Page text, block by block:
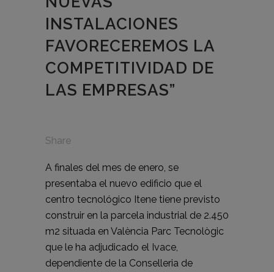
INSTALACIONES
FAVORECEREMOS LA
COMPETITIVIDAD DE
LAS EMPRESAS”
Share
A finales del mes de enero, se
presentaba el nuevo edificio que el
centro tecnológico Itene tiene previsto
construir en la parcela industrial de 2.450
m2 situada en València Parc Tecnològic
que le ha adjudicado el Ivace,
dependiente de la Conselleria de